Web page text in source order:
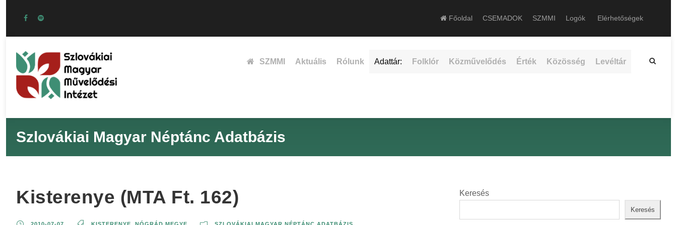
Főoldal CSEMADOK SZMMI Logók Elérhetőségek
SZMMI Aktuális Rólunk Adattár: Folklór Közművelődés Érték Közösség Levéltár
Szlovákiai Magyar Néptánc Adatbázis
Kisterenye (MTA Ft. 162) Keresés
Keresés